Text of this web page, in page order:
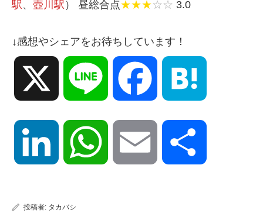
駅、 壺川駅 ） 昼総合点★★★☆☆ 3.0
↓感想やシェアをお待ちしています！
Line Facebook
LinkedIn WhatsApp Email
投稿者: タカバシ